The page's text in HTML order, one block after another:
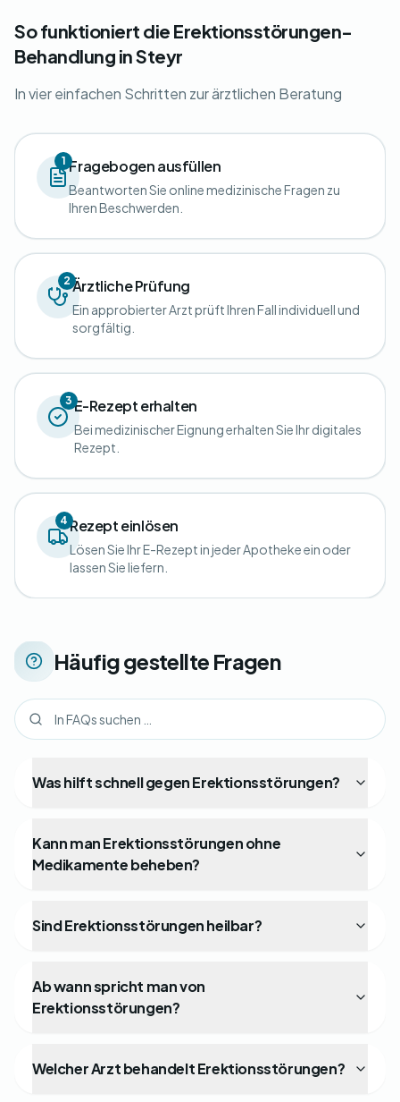
So funktioniert die Erektionsstörungen-
Behandlung in Steyr
In vier einfachen Schritten zur ärztlichen Beratung
1 Fragebogen ausfüllen
Beantworten Sie online medizinische Fragen zu
Ihren Beschwerden.
2Ärztliche Prüfung
Ein approbierter Arzt prüft Ihren Fall individuell und
sorgfältig.
3E-Rezept erhalten
Bei medizinischer Eignung erhalten Sie Ihr digitales
Rezept.
4Rezept einlösen
Lösen Sie Ihr E-Rezept in jeder Apotheke ein oder
lassen Sie liefern.
Häufig gestellte Fragen
Was hilft schnell gegen Erektionsstörungen?
Kann man Erektionsstörungen ohne
Medikamente beheben?
Sind Erektionsstörungen heilbar?
Ab wann spricht man von
Erektionsstörungen?
Welcher Arzt behandelt Erektionsstörungen?